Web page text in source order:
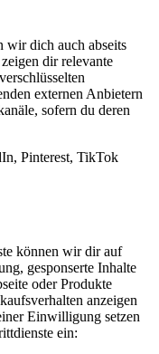
dich auch abseits
dir relevante
externen Anbietern
sofern du deren
Pinterest, TikTok
können wir dir auf
gesponserte Inhalte
oder Produkte
anzeigen
Einwilligung setzen
ein: